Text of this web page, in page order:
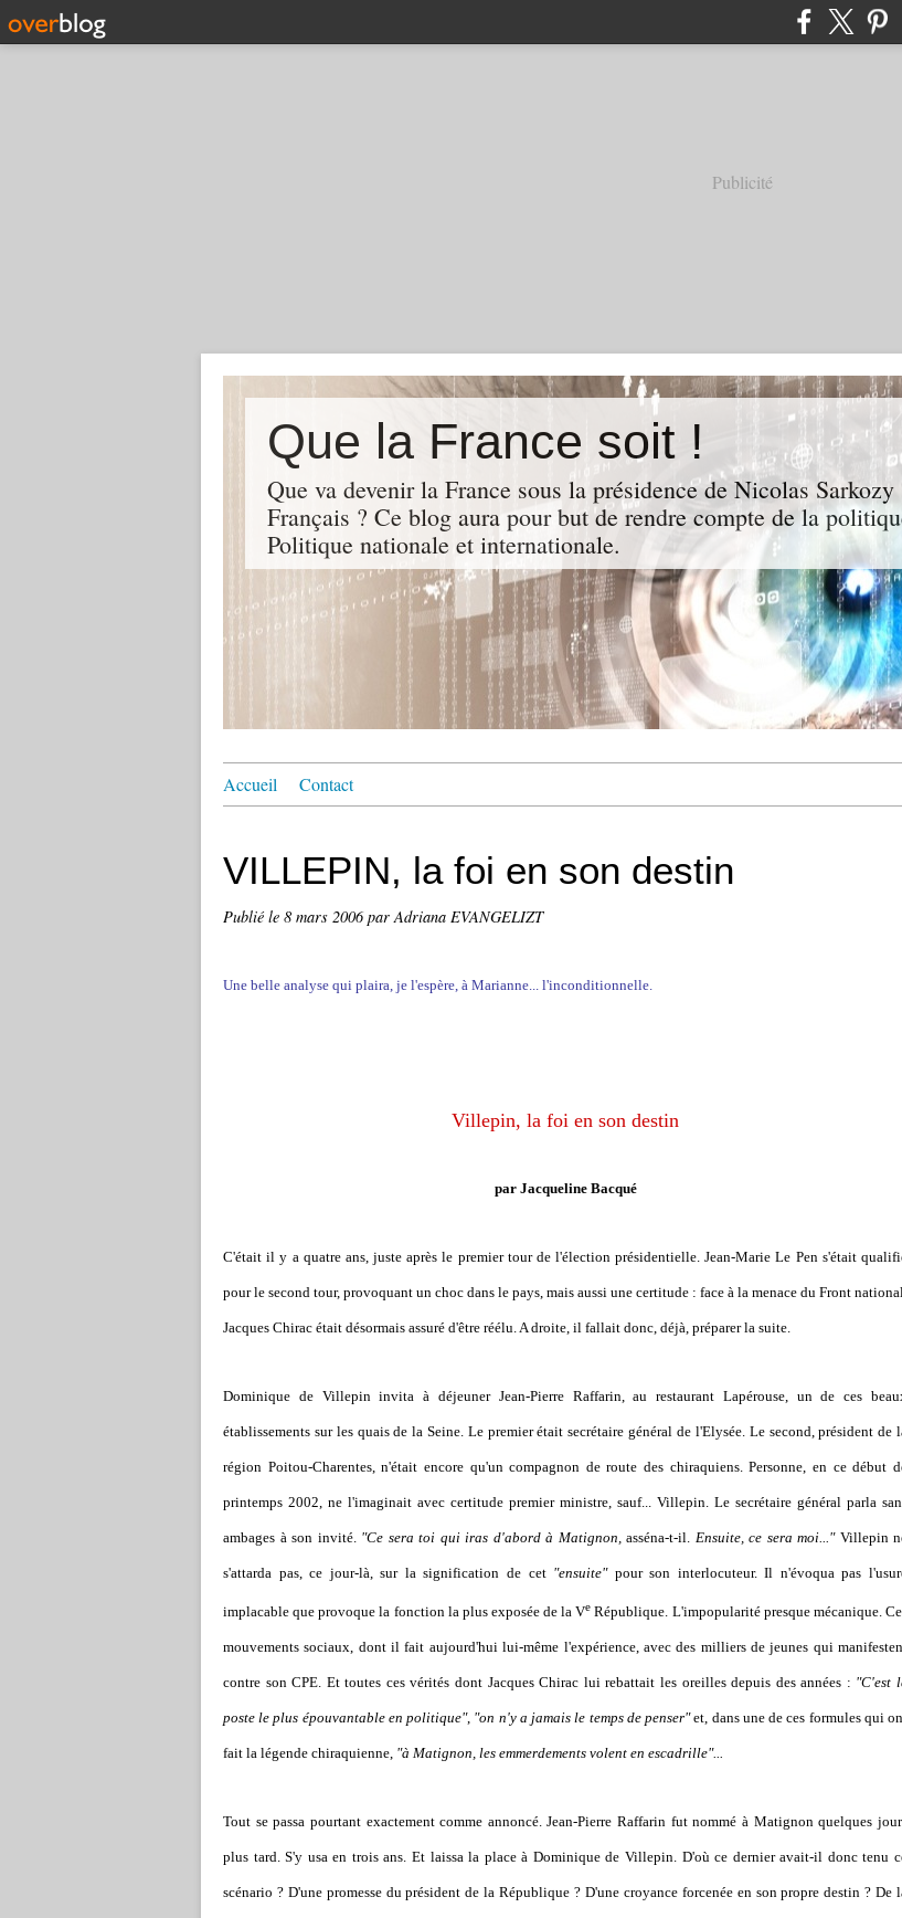
Publicité
Que la France soit !
Que va devenir la France sous la présidence de Nicolas
Français ? Ce blog aura pour but de rendre compte de la
Politique nationale et internationale.
Accueil Contact
VILLEPIN, la foi en son destin
Publié le 8 mars 2006par Adriana EVANGELIZT
Une belle analyse qui plaira, je l'espère, à Marianne... l'inconditionnelle.
Villepin, la foi en son destin
par Jacqueline Bacqué
C'était il y a quatre ans, juste après le premier tour de l'élection présidentielle. Jean-Marie Le Pen s'était
pour le second tour, provoquant un choc dans le pays, mais aussi une certitude : face à la menace du Front
Jacques Chirac était désormais assuré d'être réélu. A droite, il fallait donc, déjà, préparer la suite.
Dominique de Villepin invita à déjeuner Jean-Pierre Raffarin, au restaurant Lapérouse, un de ces
établissements sur les quais de la Seine. Le premier était secrétaire général de l'Elysée. Le second, président de
région Poitou-Charentes, n'était encore qu'un compagnon de route des chiraquiens. Personne, en ce début
printemps 2002, ne l'imaginait avec certitude premier ministre, sauf... Villepin. Le secrétaire général parla
ambages à son invité. "Ce sera toi qui iras d'abord à Matignon, asséna-t-il. Ensuite, ce sera moi..."Villepin
s'attarda pas, ce jour-là, sur la signification de cet "ensuite"pour son interlocuteur. Il n'évoqua pas
implacable que provoque la fonction la plus exposée de la VeRépublique. L'impopularité presque mécanique.
mouvements sociaux, dont il fait aujourd'hui lui-même l'expérience, avec des milliers de jeunes qui
contre son CPE. Et toutes ces vérités dont Jacques Chirac lui rebattait les oreilles depuis des années : "C'est
poste le plus épouvantable en politique", "on n'y a jamais le temps de penser"et, dans une de ces formules qui
fait la légende chiraquienne, "à Matignon, les emmerdements volent en escadrille"...
Tout se passa pourtant exactement comme annoncé. Jean-Pierre Raffarin fut nommé à Matignon quelques
plus tard. S'y usa en trois ans. Et laissa la place à Dominique de Villepin. D'où ce dernier avait-il donc tenu
scénario ? D'une promesse du président de la République ? D'une croyance forcenée en son propre destin ? De